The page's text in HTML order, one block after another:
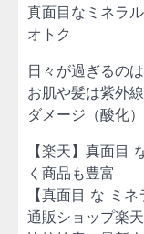
真面目なミネラ
オトク
日々が過ぎるの
お肌や髪は紫外
ダメージ（酸化
【楽天】真面目
く商品も豊富
【真面目 な ミ
通販ショップ楽